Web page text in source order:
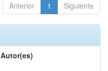
Anterior 1 Siguiente
Autor(es)